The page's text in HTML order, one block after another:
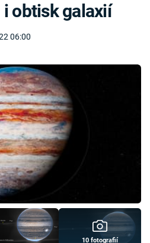
06:00
obtisk galaxií
10 fotografií